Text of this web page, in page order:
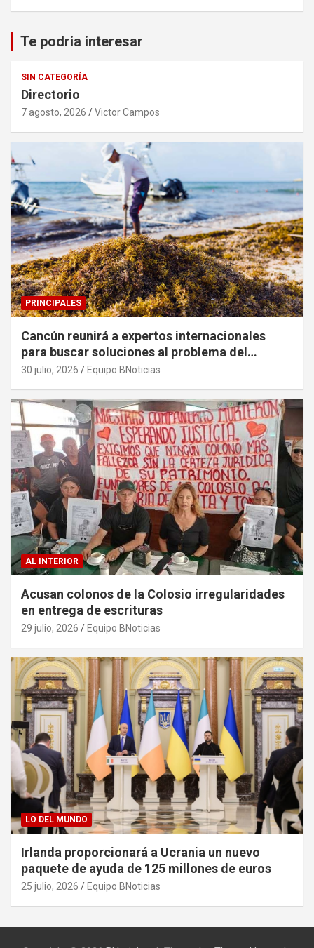
Te podria interesar
SIN CATEGORÍA
Directorio
7 agosto, 2026 Victor Campos
PRINCIPALES
Cancún reunirá a expertos internacionales
para buscar soluciones al problema del
sargazo
30 julio, 2026 Equipo BNoticias
AL INTERIOR
Acusan colonos de la Colosio irregularidades
en entrega de escrituras
29 julio, 2026 Equipo BNoticias
LO DEL MUNDO
Irlanda proporcionará a Ucrania un nuevo
paquete de ayuda de 125 millones de euros
25 julio, 2026 Equipo BNoticias